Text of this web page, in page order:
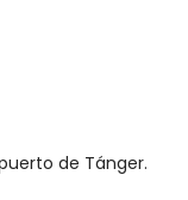
de Tánger.